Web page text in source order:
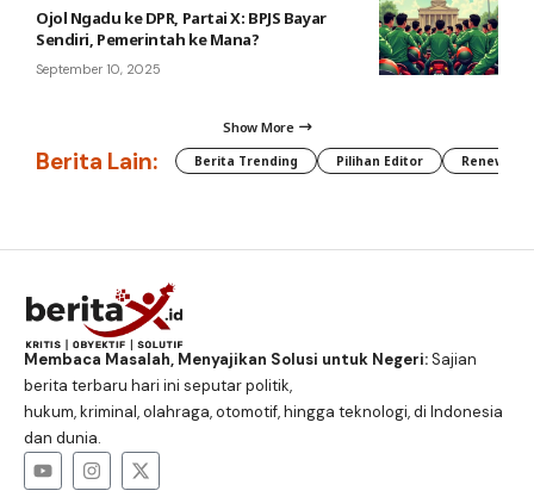
Ojol Ngadu ke DPR, Partai X: BPJS Bayar
Sendiri, Pemerintah ke Mana?
September 10, 2025
Show More
Berita Lain: Berita Trending Pilihan Editor
Membaca Masalah, Menyajikan Solusi untuk Negeri:Sajian
berita terbaru hari ini seputar politik,
hukum, kriminal, olahraga, otomotif, hingga teknologi, di Indonesia
dan dunia.